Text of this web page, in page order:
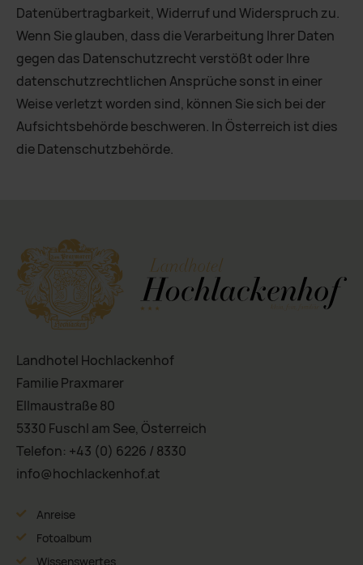
Datenübertragbarkeit, Widerruf und Widerspruch zu.
Wenn Sie glauben, dass die Verarbeitung Ihrer Daten
gegen das Datenschutzrecht verstößt oder Ihre
datenschutzrechtlichen Ansprüche sonst in einer
Weise verletzt worden sind, können Sie sich bei der
Aufsichtsbehörde beschweren. In Österreich ist dies
die Datenschutzbehörde.
Landhotel Hochlackenhof
Familie Praxmarer
Ellmaustraße 80
5330 Fuschl am See, Österreich
Telefon: +43 (0) 6226 / 8330
info@hochlackenhof.at
Anreise
Fotoalbum
Wissenswertes